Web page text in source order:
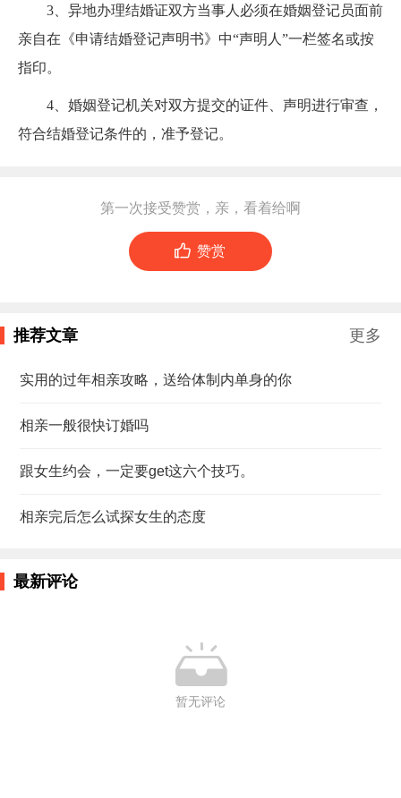
3、异地办理结婚证双方当事人必须在婚姻登记员面前
亲自在《申请结婚登记声明书》中“声明人”一栏签名或按
指印。
4、婚姻登记机关对双方提交的证件、声明进行审查，
符合结婚登记条件的，准予登记。
第一次接受赞赏，亲，看着给啊
 赞赏
推荐文章 更多
实用的过年相亲攻略，送给体制内单身的你
相亲一般很快订婚吗
跟女生约会，一定要get这六个技巧。
相亲完后怎么试探女生的态度
最新评论

暂无评论